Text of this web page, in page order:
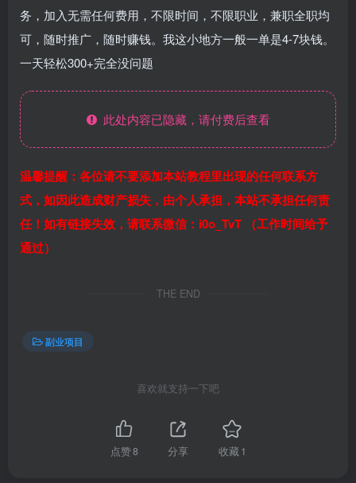
务，加入无需任何费用，不限时间，不限职业，兼职全职均
可，随时推广，随时赚钱。我这小地方一般一单是4-7块钱。
一天轻松300+完全没问题
此处内容已隐藏，请付费后查看
温馨提醒：各位请不要添加本站教程里出现的任何联系方
式，如因此造成财产损失，由个人承担，本站不承担任何责
任！如有链接失效，请联系微信：i0o_TvT （工作时间给予
通过）
THE END
副业项目
喜欢就支持一下吧
点赞8 分享 收藏1